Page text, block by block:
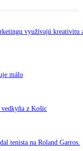
využívajú kreativitu
málo
z Košíc
tenista na Roland Garros.